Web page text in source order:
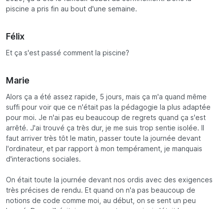
piscine a pris fin au bout d'une semaine.
Félix
Et ça s'est passé comment la piscine?
Marie
Alors ça a été assez rapide, 5 jours, mais ça m'a quand même
suffi pour voir que ce n'était pas la pédagogie la plus adaptée
pour moi. Je n'ai pas eu beaucoup de regrets quand ça s'est
arrêté. J'ai trouvé ça très dur, je me suis trop sentie isolée. Il
faut arriver très tôt le matin, passer toute la journée devant
l'ordinateur, et par rapport à mon tempérament, je manquais
d'interactions sociales.
On était toute la journée devant nos ordis avec des exigences
très précises de rendu. Et quand on n'a pas beaucoup de
notions de code comme moi, au début, on se sent un peu